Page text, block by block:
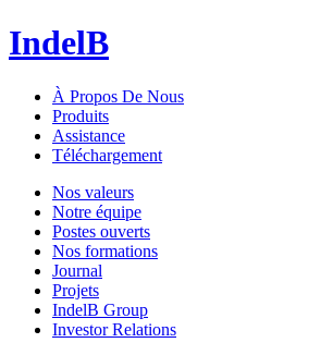
IndelB
À Propos De Nous
Produits
Assistance
Téléchargement
Nos valeurs
Notre équipe
Postes ouverts
Nos formations
Journal
Projets
IndelB Group
Investor Relations